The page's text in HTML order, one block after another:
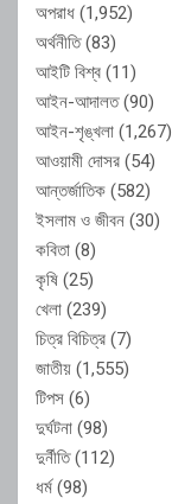
অপরাধ (1,952)
অর্থনীতি(83)
আইটি বিশ্ব (11)
আইন-আদালত(90)
আইন-শৃঙ্খলা (1,267)
আওয়ামী দোসর (54)
আন্তর্জাতিক (582)
ইসলাম ও জীবন (30)
কবিতা (8)
কৃষি (25)
খেলা (239)
চিত্র বিচিত্র (7)
জাতীয় (1,555)
টিপস (6)
দুর্ঘটনা (98)
দুর্নীতি(112)
ধর্ম(98)